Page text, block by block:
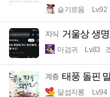
슬기로움 Lv.92
지식 거울상 생
마검귀 Lv.83
계층 태풍 돌핀
달섭지롱 Lv.94